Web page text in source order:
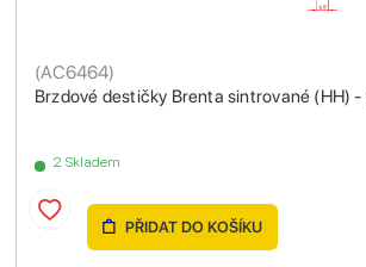
Brzdové destičky Brenta sintrované (HH)
(AC6464)
2 Skladem
PŘIDAT DO KOŠÍKU